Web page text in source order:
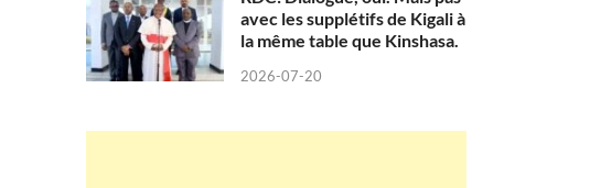
avec les supplétifs de Kigali à
la même table que Kinshasa.
2026-07-20